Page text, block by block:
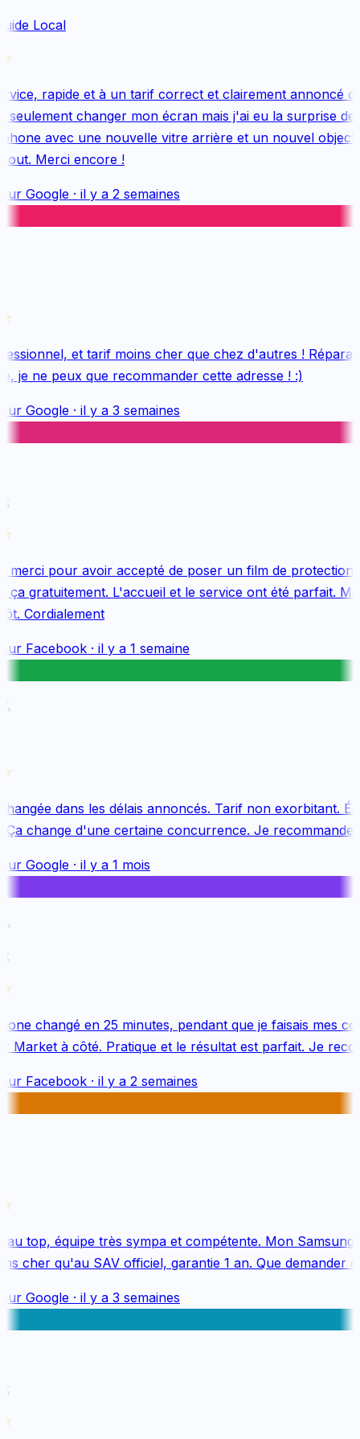
Local
rapide et à un tarif correct et clairement annoncé
changer mon écran mais j'ai eu la surprise de
avec une nouvelle vitre arrière et un nouvel objectif,
Merci encore !
Google· il y a 2 semaines
et tarif moins cher que chez d'autres !
je ne peux que recommander cette adresse ! :)
Google· il y a 3 semaines
pour avoir accepté de poser un film de protection
gratuitement. L'accueil et le service ont été parfait.
Cordialement
Facebook· il y a 1 semaine
dans les délais annoncés. Tarif non exorbitant.
change d'une certaine concurrence. Je recommande
Google· il y a 1 mois
changé en 25 minutes, pendant que je faisais mes
à côté. Pratique et le résultat est parfait. Je
Facebook· il y a 2 semaines
top, équipe très sympa et compétente. Mon Samsung
cher qu'au SAV officiel, garantie 1 an. Que demander
Google· il y a 3 semaines